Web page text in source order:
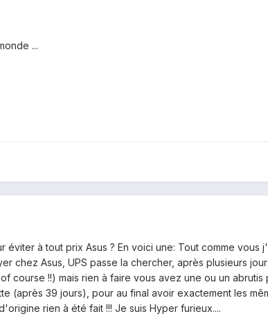
...
éviter à tout prix Asus ? En voici une: Tout comme
chez Asus, UPS passe la chercher, après plusieurs
course !!) mais rien à faire vous avez une ou un
(après 39 jours), pour au final avoir exactement les
rien à été fait !!! Je suis Hyper furieux....